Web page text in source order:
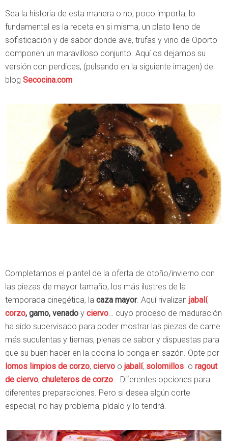
Sea la historia de esta manera o no, poco importa, lo
fundamental es la receta en si misma, un plato lleno de
sofisticación y de sabor donde ave, trufas y vino de Oporto
componen un maravilloso conjunto. Aquí os dejamos su
versión con perdices, (pulsando en la siguiente imagen) del
blog Secocina.com
Completamos el plantel de la oferta de otoño/invierno con
las piezas de mayor tamaño, los más ilustres de la
temporada cinegética, la caza mayor. Aquí rivalizan jabalí,
corzo, gamo, venado y ciervo … cuyo proceso de maduración
ha sido supervisado para poder mostrar las piezas de carne
más suculentas y tiernas, plenas de sabor y dispuestas para
que su buen hacer en la cocina lo ponga en sazón. Opte por
lomos limpios de corzo, ciervo o jabalí, solomillos o ragout
de ciervo, chuleteros de corzo … Diferentes opciones para
diferentes preparaciones. Pero si desea algún corte
especial, no hay problema, pídalo y lo tendrá.